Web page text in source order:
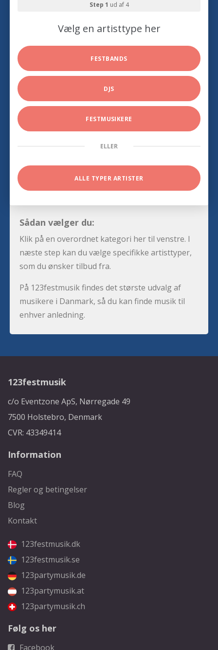
Step 1 ud af 4
Vælg en artisttype her
FESTBANDS
DJS
FESTMUSIKERE
ELLER
ALLE TYPER ARTISTER
Sådan vælger du:
Klik på en overordnet kategori her til venstre. I
næste step kan du vælge specifikke artisttyper,
som du ønsker tilbud fra.
På 123festmusik findes det største udvalg af
musikere i Danmark, så du kan finde musik til
enhver anledning.
123festmusik
c/o Eventzone ApS, Nørregade 49
7500 Holstebro, Denmark
CVR: 43349414
Information
FAQ
Regler og betingelser
Blog
Kontakt
123festmusik.dk
123festmusik.se
123partymusik.de
123partymusik.at
123partymusik.ch
Følg os her
Facebook